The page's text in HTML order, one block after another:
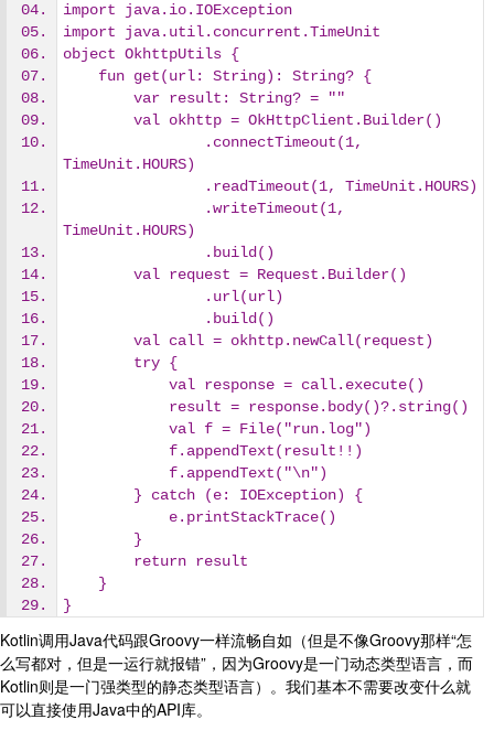
import java.io.IOException
import java.util.concurrent.TimeUnit
object OkhttpUtils {
    fun get(url: String): String? {
        var result: String? = ""
        val okhttp = OkHttpClient.Builder()
TimeUnit.HOURS)
                .readTimeout(1, TimeUnit.HOURS)
TimeUnit.HOURS)
                .build()
        val request = Request.Builder()
                .url(url)
                .build()
        val call = okhttp.newCall(request)
        try {
            val response = call.execute()
            result = response.body()?.string()
            val f = File("run.log")
            f.appendText(result!!)
            f.appendText("\n")
        } catch (e: IOException) {
            e.printStackTrace()
        }
        return result
    }
}
Kotlin调用Java代码跟Groovy一样流畅自如（但是不像Groovy那样“怎
么写都对，但是一运行就报错”，因为Groovy是一门动态类型语言，而
Kotlin则是一门强类型的静态类型语言）。我们基本不需要改变什么就
可以直接使用Java中的API库。